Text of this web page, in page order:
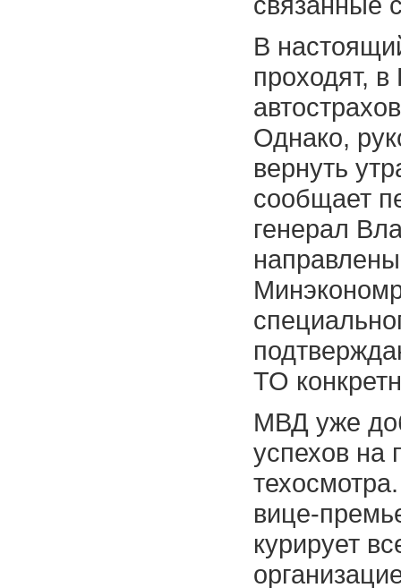
В
проходят,
Однако,
вернуть
сообщает
генерал
ТО
МВД уже
успехов на
вице-
курирует